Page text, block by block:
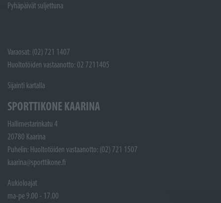
Pyhäpäivät suljettuna
Varaosat: (02) 721 1407
Huoltotöiden vastaanotto: 02 7211405
Sijainti kartalla
SPORTTIKONE KAARINA
Hallimestarinkatu 4
20780 Kaarina
Puhelin: Huoltotöiden vastaanotto: (02) 721 1507
kaarina@sporttikone.fi
Aukioloajat
ma-pe 9.00 - 17.00